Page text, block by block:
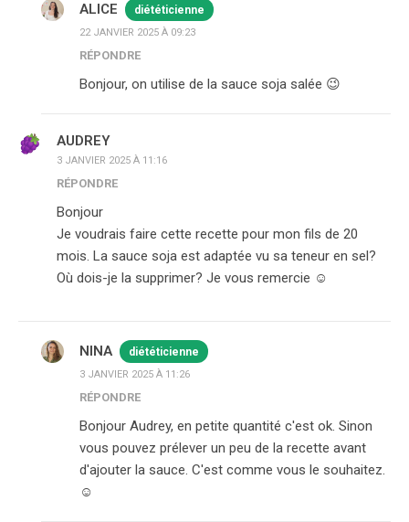
ALICE diététicienne
22 JANVIER 2025 À 09:23
RÉPONDRE
Bonjour, on utilise de la sauce soja salée 😉
AUDREY
3 JANVIER 2025 À 11:16
RÉPONDRE
Bonjour
Je voudrais faire cette recette pour mon fils de 20
mois. La sauce soja est adaptée vu sa teneur en sel?
Où dois-je la supprimer? Je vous remercie ☺️
NINA diététicienne
3 JANVIER 2025 À 11:26
RÉPONDRE
Bonjour Audrey, en petite quantité c'est ok. Sinon
vous pouvez prélever un peu de la recette avant
d'ajouter la sauce. C'est comme vous le souhaitez.
☺️